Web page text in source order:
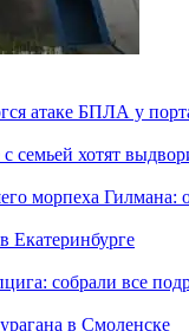
атаке БПЛА у
семьей хотят
морпеха Гилмана:
Екатеринбурге
собрали все
в Смоленске